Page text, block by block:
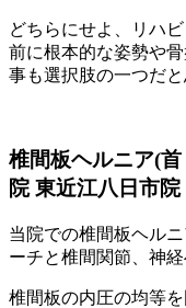
どちらにせよ、リハ
前に根本的な姿勢や
事も選択肢の一つだと
椎間板ヘルニア(
院 東近江八日市院
当院での椎間板ヘル
ーチと椎間関節、神
椎間板の内圧の均等